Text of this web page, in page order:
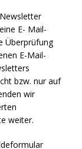
E- Mail-
Überprüfung
E-Mail-
bzw. nur auf
wir
weiter.